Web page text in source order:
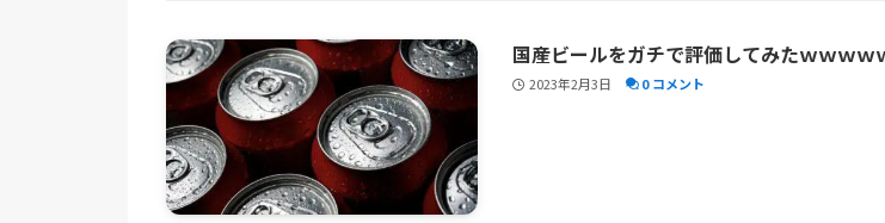
国産ビールをガチで評価してみたｗｗｗｗ
2023年2月3日 0 コメント